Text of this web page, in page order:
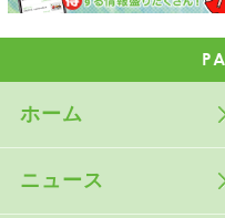
ホーム
ニュース